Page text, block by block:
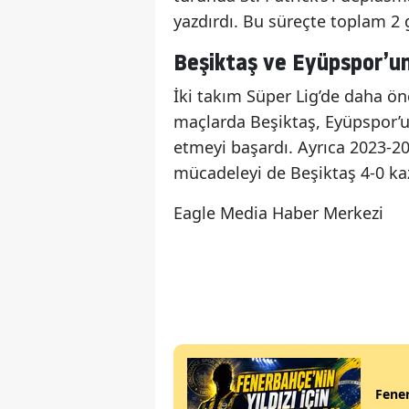
yazdırdı. Bu süreçte toplam
Beşiktaş ve
İki takım Süper Lig’de daha
maçlarda Beşiktaş,
etmeyi başardı. Ayrıca 2023-
mücadeleyi de Beşiktaş 4-0
Eagle Media Haber Merkezi